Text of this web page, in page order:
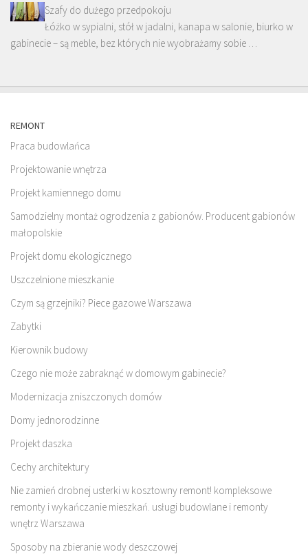
Szafy do dużego przedpokoju
Łóżko w sypialni, stół w jadalni, kanapa w salonie, biurko w
gabinecie – są meble, bez których nie wyobrażamy sobie …
REMONT
Praca budowlańca
Projektowanie wnętrza
Projekt kamiennego domu
Samodzielny montaż ogrodzenia z gabionów. Producent gabionów
małopolskie
Projekt domu ekologicznego
Uszczelnione mieszkanie
Czym są grzejniki? Piece gazowe Warszawa
Zabytki
Kierownik budowy
Czego nie może zabraknąć w domowym gabinecie?
Modernizacja zniszczonych domów
Domy jednorodzinne
Projekt daszka
Cechy architektury
Nie zamień drobnej usterki w kosztowny remont! kompleksowe
remonty i wykańczanie mieszkań. usługi budowlane i remonty
wnętrz Warszawa
Sposoby na zbieranie wody deszczowej